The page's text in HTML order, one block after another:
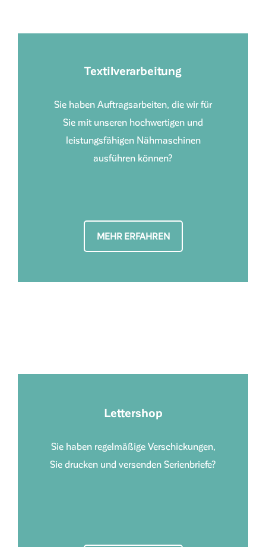
Textilverarbeitung
Sie haben Auftragsarbeiten, die wir für
Sie mit unseren hochwertigen und
leistungsfähigen Nähmaschinen
ausführen können?
MEHR ERFAHREN
Lettershop
Sie haben regelmäßige Verschickungen,
Sie drucken und versenden Serienbriefe?